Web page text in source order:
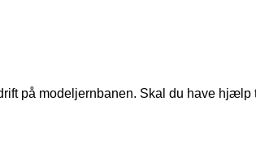
på modeljernbanen. Skal du have